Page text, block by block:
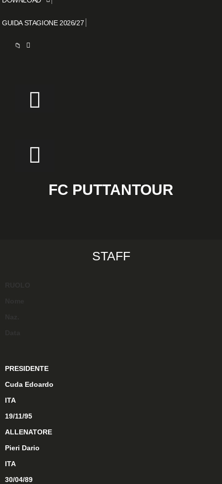
GUIDA STAGIONE 2026/27
📁
FC PUTTANTOUR
STAFF
PRESIDENTE
Cuda Edoardo
ITA
19/11/95
ALLENATORE
Pieri Dario
ITA
30/04/89